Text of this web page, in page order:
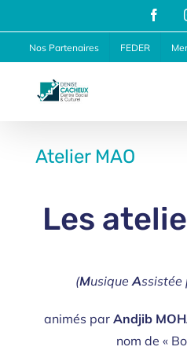
au
contenuNos Partenaires FEDER
Atelier MAO
Les
(MusiqueAssistée
animés par Andjib
nom de «